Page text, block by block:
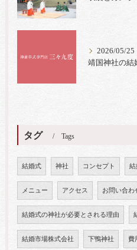
2026/05/25
靖国神社の結
タグ Tags
結婚式 神社 コンセプト 結
メニュー アクセス お問い合わ
結婚式の神社が必要とされる理由
結婚市場株式会社 下鴨神社 費